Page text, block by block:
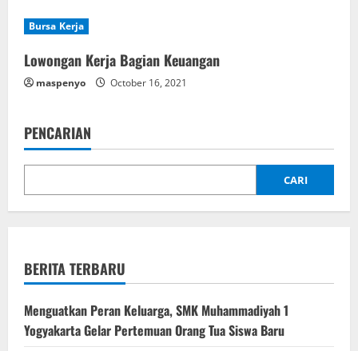
nBursa Kerja
Lowongan Kerja Bagian Keuangan
maspenyo October 16, 2021
PENCARIAN
CARI
BERITA TERBARU
Menguatkan Peran Keluarga, SMK Muhammadiyah 1
Yogyakarta Gelar Pertemuan Orang Tua Siswa Baru